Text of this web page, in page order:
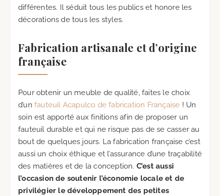
différentes. Il séduit tous les publics et honore les
décorations de tous les styles.
Fabrication artisanale et d’origine
française
Pour obtenir un meuble de qualité, faites le choix
d’un fauteuil Acapulco de fabrication Française ! Un
soin est apporté aux finitions afin de proposer un
fauteuil durable et qui ne risque pas de se casser au
bout de quelques jours. La fabrication française c’est
aussi un choix éthique et l’assurance d’une traçabilité
des matières et de la conception. C’est aussi
l’occasion de soutenir l’économie locale et de
privilégier le développement des petites